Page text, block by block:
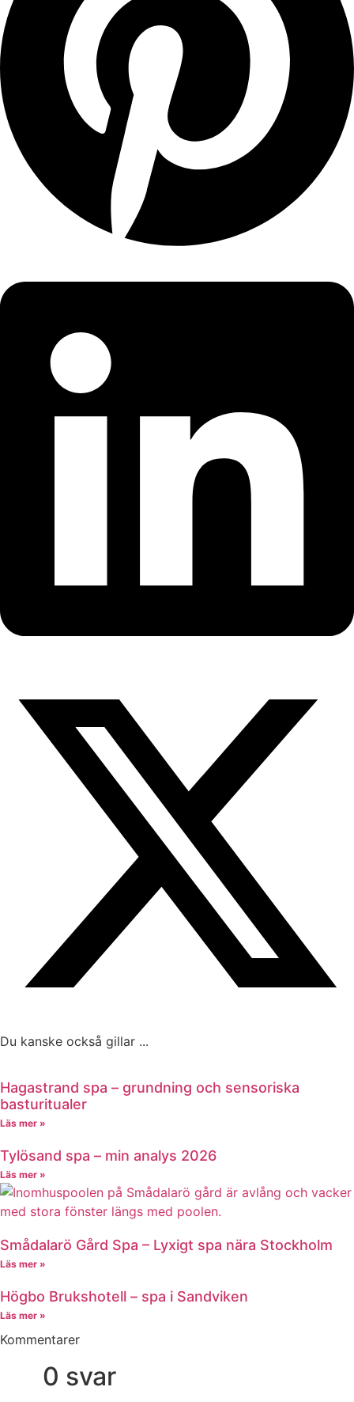
Du kanske också gillar ...
Hagastrand spa – grundning och sensoriska
basturitualer
Läs mer »
Tylösand spa – min analys 2026
Läs mer »
Smådalarö Gård Spa – Lyxigt spa nära Stockholm
Läs mer »
Högbo Brukshotell – spa i Sandviken
Läs mer »
Kommentarer
0 svar